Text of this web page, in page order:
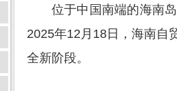
位于中国南端的海南
2025年12月18日，海南自
全新阶段。